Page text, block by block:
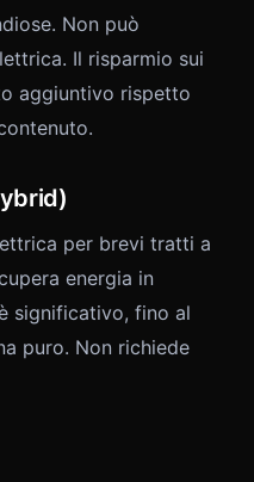
Non può
Il risparmio sui
aggiuntivo rispetto
per brevi tratti a
energia in
significativo, fino al
puro. Non richiede